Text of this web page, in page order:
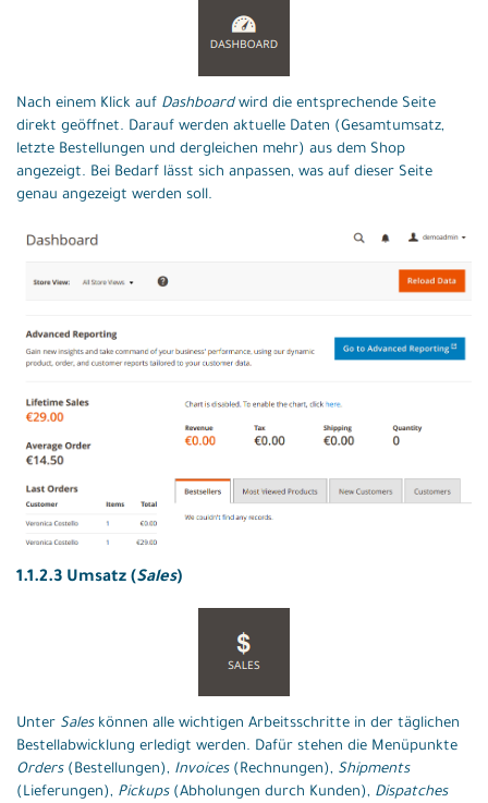
Nach einem Klick auf Dashboardwird die entsprechende Seite
direkt geöffnet. Darauf werden aktuelle Daten (Gesamtumsatz,
letzte Bestellungen und dergleichen mehr) aus dem Shop
angezeigt. Bei Bedarf lässt sich anpassen, was auf dieser Seite
genau angezeigt werden soll.
1.1.2.3 Umsatz (Sales)
Unter Saleskönnen alle wichtigen Arbeitsschritte in der täglichen
Bestellabwicklung erledigt werden. Dafür stehen die Menüpunkte
Orders(Bestellungen), Invoices(Rechnungen), Shipments
(Lieferungen), Pickups(Abholungen durch Kunden), Dispatches